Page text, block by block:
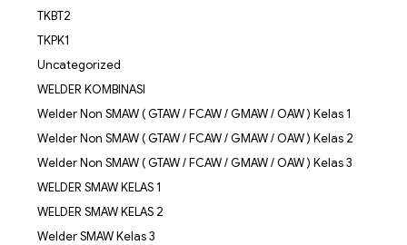
TKBT2
TKPK1
Uncategorized
WELDER KOMBINASI
Welder Non SMAW ( GTAW / FCAW / GMAW / OAW ) Kelas 1
Welder Non SMAW ( GTAW / FCAW / GMAW / OAW ) Kelas 2
Welder Non SMAW ( GTAW / FCAW / GMAW / OAW ) Kelas 3
WELDER SMAW KELAS 1
WELDER SMAW KELAS 2
Welder SMAW Kelas 3